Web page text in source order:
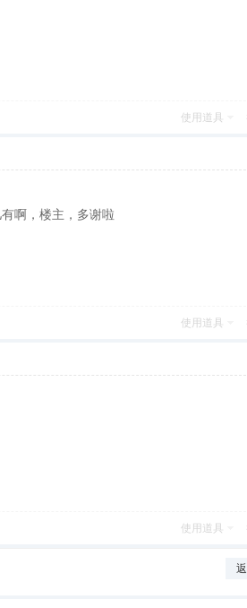
使用道具
啊，楼主，多谢啦
使用道具
使用道具